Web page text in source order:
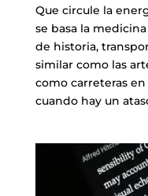
Que circule la
se basa la
de historia,
similar como las
como carreteras
cuando hay un